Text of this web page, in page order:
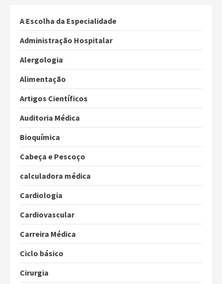
A Escolha da Especialidade
Administração Hospitalar
Alergologia
Alimentação
Artigos Científicos
Auditoria Médica
Bioquímica
Cabeça e Pescoço
calculadora médica
Cardiologia
Cardiovascular
Carreira Médica
Ciclo básico
Cirurgia